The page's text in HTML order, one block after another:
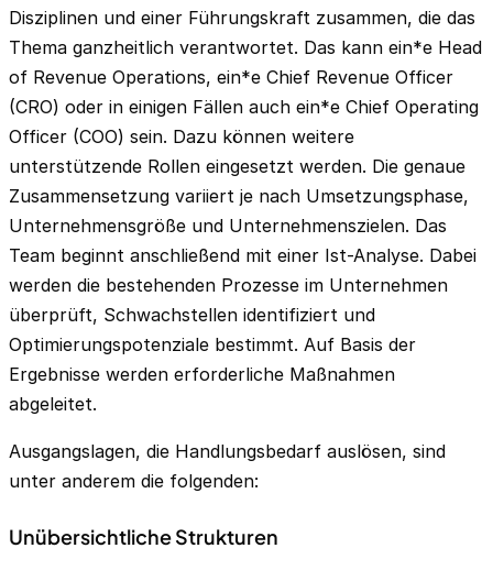
Disziplinen und einer Führungskraft zusammen, die das
Thema ganzheitlich verantwortet. Das kann ein*e Head
of Revenue Operations, ein*e Chief Revenue Officer
(CRO) oder in einigen Fällen auch ein*e Chief Operating
Officer (COO) sein. Dazu können weitere
unterstützende Rollen eingesetzt werden. Die genaue
Zusammensetzung variiert je nach Umsetzungsphase,
Unternehmensgröße und Unternehmenszielen. Das
Team beginnt anschließend mit einer Ist-Analyse. Dabei
werden die bestehenden Prozesse im Unternehmen
überprüft, Schwachstellen identifiziert und
Optimierungspotenziale bestimmt. Auf Basis der
Ergebnisse werden erforderliche Maßnahmen
abgeleitet.
Ausgangslagen, die Handlungsbedarf auslösen, sind
unter anderem die folgenden:
Unübersichtliche Strukturen